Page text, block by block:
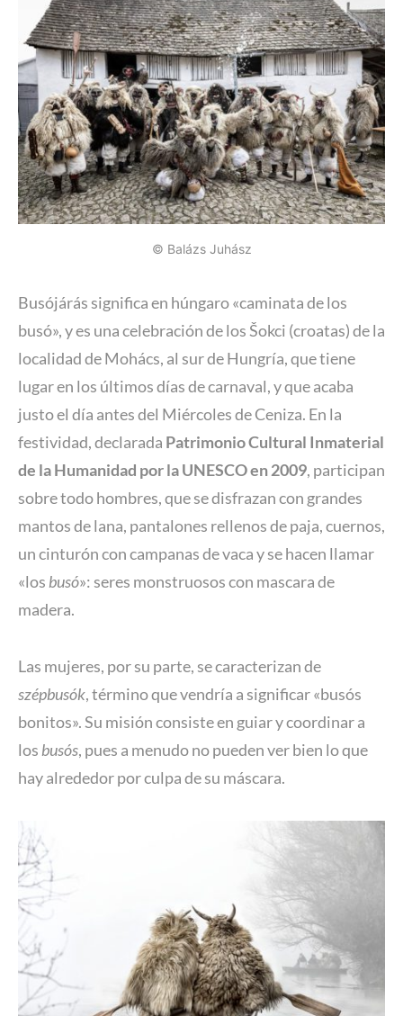
© Balázs Juhász
Busójárás significa en húngaro «caminata de los
busó», y es una celebración de los Šokci (croatas) de la
localidad de Mohács, al sur de Hungría, que tiene
lugar en los últimos días de carnaval, y que acaba
justo el día antes del Miércoles de Ceniza. En la
festividad, declarada Patrimonio Cultural Inmaterial
de la Humanidad por la UNESCO en 2009, participan
sobre todo hombres, que se disfrazan con grandes
mantos de lana, pantalones rellenos de paja, cuernos,
un cinturón con campanas de vaca y se hacen llamar
«los busó»: seres monstruosos con mascara de
madera.
Las mujeres, por su parte, se caracterizan de
szépbusók, término que vendría a significar «busós
bonitos». Su misión consiste en guiar y coordinar a
los busós, pues a menudo no pueden ver bien lo que
hay alrededor por culpa de su máscara.